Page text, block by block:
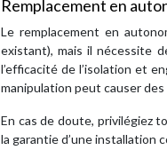
Remplacement en
Le remplacement en
existant), mais il nécessite
l’efficacité de l’isolation et
manipulation peut causer
En cas de doute, privilégiez
la garantie d’une installation